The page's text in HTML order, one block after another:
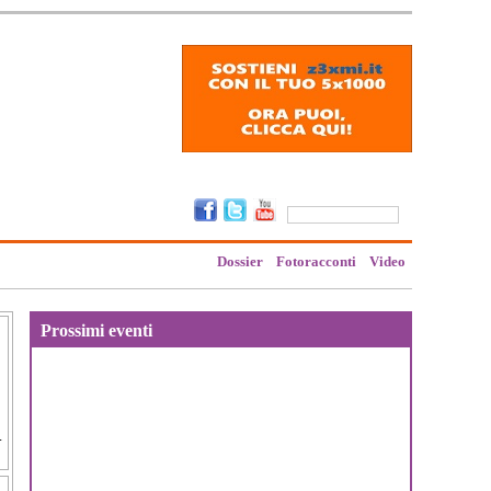
Dossier Fotoracconti Video
Prossimi eventi